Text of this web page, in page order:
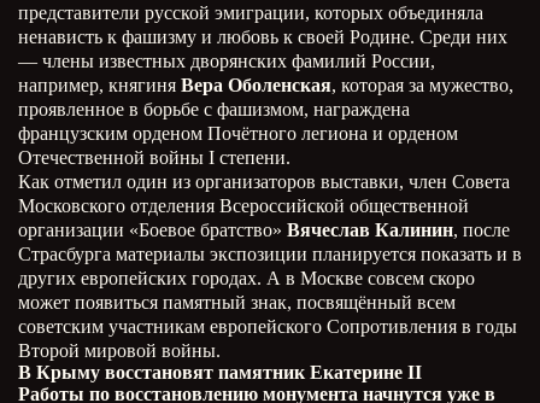
представители русской эмиграции, которых объединяла
ненависть к фашизму и любовь к своей Родине. Среди них
— члены известных дворянских фамилий России,
например, княгиня Вера Оболенская, которая за мужество,
проявленное в борьбе с фашизмом, награждена
французским орденом Почётного легиона и орденом
Отечественной войны I степени.
Как отметил один из организаторов выставки, член Совета
Московского отделения Всероссийской общественной
организации «Боевое братство» Вячеслав Калинин, после
Страсбурга материалы экспозиции планируется показать и в
других европейских городах. А в Москве совсем скоро
может появиться памятный знак, посвящённый всем
советским участникам европейского Сопротивления в годы
Второй мировой войны.
В Крыму восстановят памятник Екатерине II
Работы по восстановлению монумента начнутся уже в